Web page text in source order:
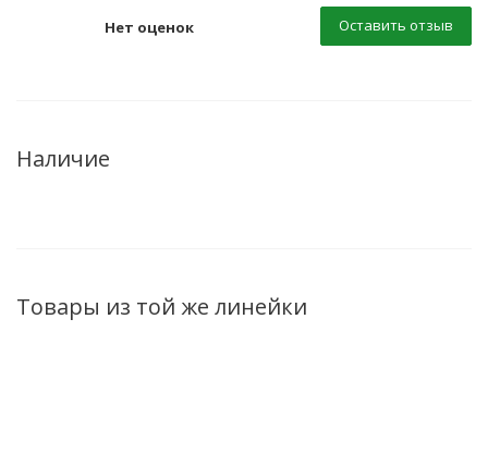
Нет оценок Оставить отзыв
Наличие
Товары из той же линейки